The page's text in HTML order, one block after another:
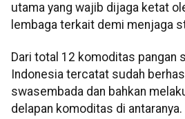
utama yang wajib dijaga ketat
lembaga terkait demi menjaga
Dari total 12 komoditas pangan
Indonesia tercatat sudah
swasembada dan bahkan
delapan komoditas di antaranya.